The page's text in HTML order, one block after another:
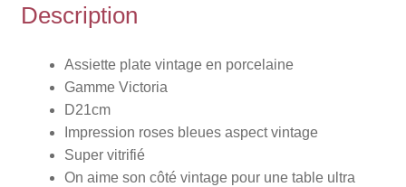
Description
Assiette plate vintage en porcelaine
Gamme Victoria
D21cm
Impression roses bleues aspect vintage
Super vitrifié
On aime son côté vintage pour une table ultra